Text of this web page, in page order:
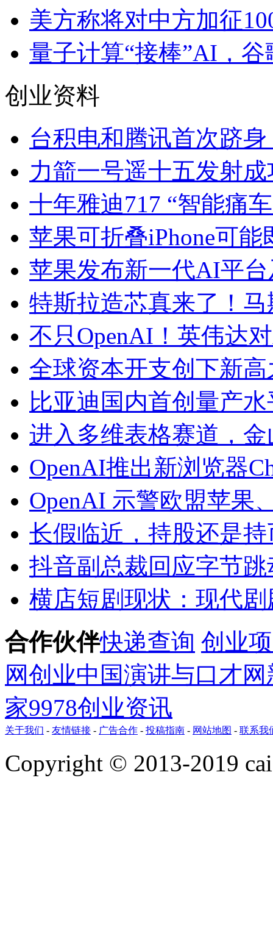
美方称将对中方加征
量子计算“接棒”AI，
创业资料
台积电和腾讯首次跻
力箭一号遥十五发射
十年雅迪717 “智能痛
苹果可折叠iPhone可能
苹果发布新一代AI平
特斯拉造芯真来了！马
不只OpenAI！英伟达
全球资本开支创下新
比亚迪国内首创量产
进入多维表格赛道，
OpenAI推出新浏览器
OpenAI 示警欧盟苹果
长假临近，持股还是
抖音副总裁回应字节
横店短剧现状：现代剧
合作伙伴快递查询 创业
网创业中国演讲与口才网
家9978创业资讯
关于我们 - 友情链接 - 广告合作 - 投稿指南 - 网站地图 - 联系我
Copyright © 2013-2019